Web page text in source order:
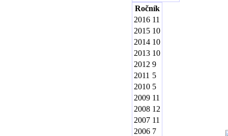
Ročník
2016 11
2015 10
2014 10
2013 10
2012 9
2011 5
2010 5
2009 11
2008 12
2007 11
2006 7